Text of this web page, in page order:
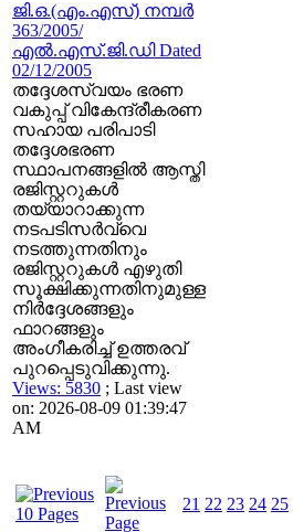
ജി.ഒ.(എം.എസ്) നമ്പര്‍
363/2005/
എല്‍.എസ്.ജി.ഡി Dated
02/12/2005
തദ്ദേശസ്വയം ഭരണ
വകുപ്പ് വികേന്ദ്രീകരണ
സഹായ പരിപാടി
തദ്ദേശഭരണ
സ്ഥാപനങ്ങളില്‍ ആസ്തി
രജിസ്റ്ററുകള്‍
തയ്യാറാക്കുന്ന
നടപടിസര്‍വ്വെ
നടത്തുന്നതിനും
രജിസ്റ്ററുകള്‍ എഴുതി
സൂക്ഷിക്കുന്നതിനുമുള്ള
നിര്‍ദ്ദേശങ്ങളും
ഫാറങ്ങളും
അംഗീകരിച്ച് ഉത്തരവ്
പുറപ്പെടുവിക്കുന്നു.
Views: 5830 ; Last view
on: 2026-08-09 01:39:47
AM
21 22 23 24 25